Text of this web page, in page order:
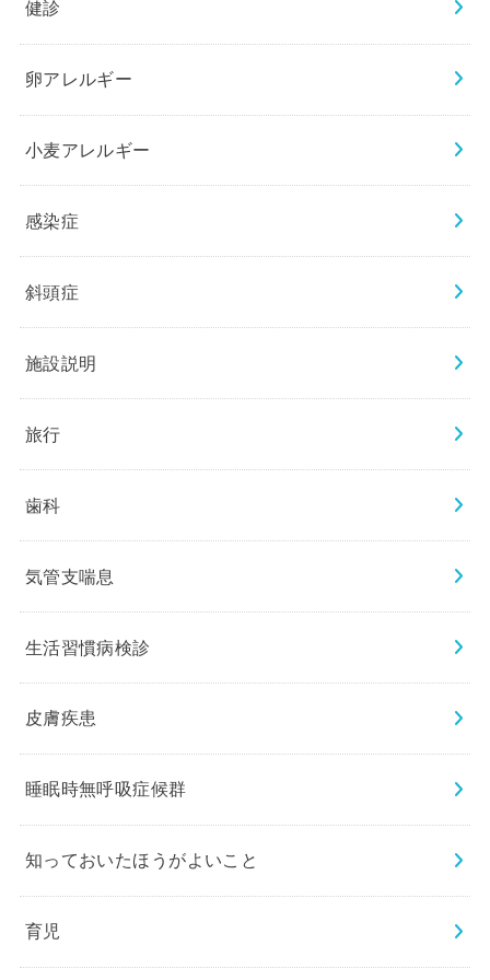
健診
卵アレルギー
小麦アレルギー
感染症
斜頭症
施設説明
旅行
歯科
気管支喘息
生活習慣病検診
皮膚疾患
睡眠時無呼吸症候群
知っておいたほうがよいこと
育児